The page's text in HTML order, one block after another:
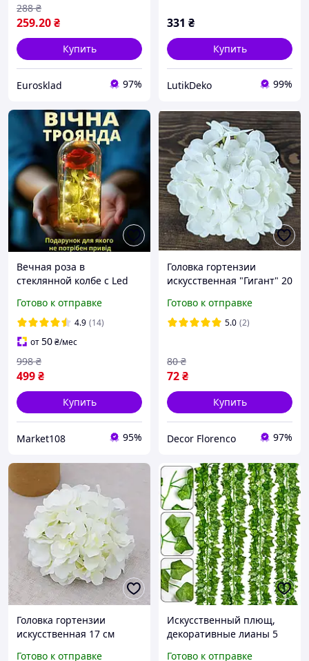
259.20₴
288 ₴
Купить
Eurosklad 97%
331 ₴
Купить
LutikDeko 99%
Вечная роза в
стеклянной колбе с Led
ночник цветок розы под
стеклянным колпаком
21см
Готово к отправке
4.9 (14)
от50₴/мес
499₴
998 ₴
Купить
Market108 95%
Головка гортензии
искусственная "Гигант" 20
Готово к отправке
5.0 (2)
72₴
80 ₴
Купить
Decor Florenco 97%
Головка гортензии
искусственная 17 см
Готово к отправке
Искусственный плющ,
декоративные лианы 5
Готово к отправке